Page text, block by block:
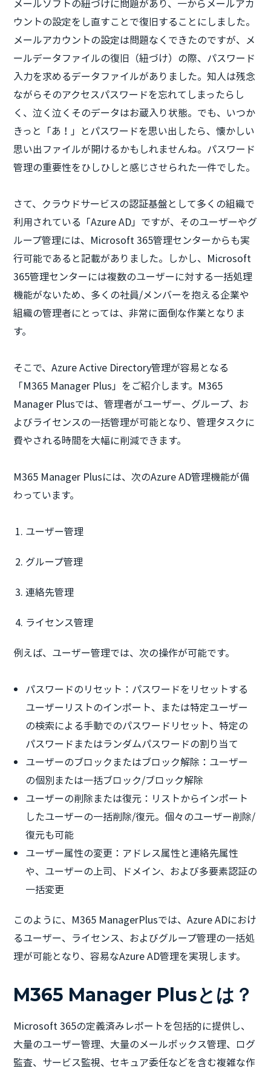
メールソフトの紐づけに問題があり、一からメールアカ
ウントの設定をし直すことで復旧することにしました。
メールアカウントの設定は問題なくできたのですが、メ
ールデータファイルの復旧（紐づけ）の際、パスワード
入力を求めるデータファイルがありました。知人は残念
ながらそのアクセスパスワードを忘れてしまったらし
く、泣く泣くそのデータはお蔵入り状態。でも、いつか
きっと「あ！」とパスワードを思い出したら、懐かしい
思い出ファイルが開けるかもしれませんね。パスワード
管理の重要性をひしひしと感じさせられた一件でした。
さて、クラウドサービスの認証基盤として多くの組織で
利用されている「Azure AD」ですが、そのユーザーやグ
ループ管理には、Microsoft 365管理センターからも実
行可能であると記載がありました。しかし、Microsoft
365管理センターには複数のユーザーに対する一括処理
機能がないため、多くの社員/メンバーを抱える企業や
組織の管理者にとっては、非常に面倒な作業となりま
す。
そこで、Azure Active Directory管理が容易となる
「M365 Manager Plus」をご紹介します。M365
Manager Plusでは、管理者がユーザー、グループ、お
よびライセンスの一括管理が可能となり、管理タスクに
費やされる時間を大幅に削減できます。
M365 Manager Plusには、次のAzure AD管理機能が備
わっています。
ユーザー管理
グループ管理
連絡先管理
ライセンス管理
例えば、ユーザー管理では、次の操作が可能です。
パスワードのリセット：パスワードをリセットする
ユーザーリストのインポート、または特定ユーザー
の検索による手動でのパスワードリセット、特定の
パスワードまたはランダムパスワードの割り当て
ユーザーのブロックまたはブロック解除：ユーザー
の個別または一括ブロック/ブロック解除
ユーザーの削除または復元：リストからインポート
したユーザーの一括削除/復元。個々のユーザー削除/
復元も可能
ユーザー属性の変更：アドレス属性と連絡先属性
や、ユーザーの上司、ドメイン、および多要素認証の
一括変更
このように、M365 ManagerPlusでは、Azure ADにおけ
るユーザー、ライセンス、およびグループ管理の一括処
理が可能となり、容易なAzure AD管理を実現します。
M365 Manager Plusとは？
Microsoft 365の定義済みレポートを包括的に提供し、
大量のユーザー管理、大量のメールボックス管理、ログ
監査、サービス監視、セキュア委任などを含む複雑な作